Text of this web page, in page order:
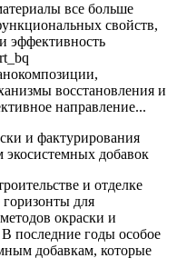
все больше
свойств,
эффективность
восстановления и
направление...
и фактурирования
экосистемных добавок
и отделке
для
окраски и
последние годы особое
добавкам, которые